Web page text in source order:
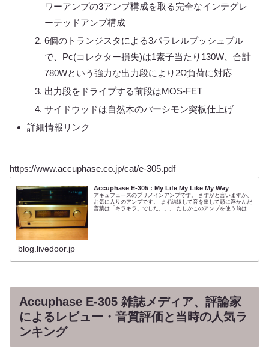
ワーアンプの3アンプ構成を取る完全なインテグレ
ーテッドアンプ構成
6個のトランジスタによる3パラレルプッシュプル
で、Pc(コレクター損失)は1素子当たり130W、合計
780Wという強力な出力段により2Ω負荷に対応
出力段をドライブする前段はMOS-FET
サイドウッドは自然木のパーシモン突板仕上げ
詳細情報リンク
https://www.accuphase.co.jp/cat/e-305.pdf
Accuphase E-305 : My Life My Like My Way
アキュフェーズのプリメインアンプです。 さすがと言いますか、
お気に入りのアンプです。 まず結線して音を出して頭に浮かんだ
言葉は「キラキラ」でした。。。 たしかこのアンプを使う前はデ
blog.livedoor.jp
Accuphase E-305 雑誌メディア、評論家
によるレビュー・音質評価と当時の人気ラ
ンキング